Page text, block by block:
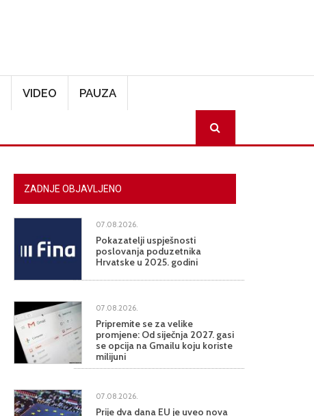
VIDEO PAUZA
ZADNJE OBJAVLJENO
07.08.2026.
Pokazatelji uspješnosti
poslovanja poduzetnika
Hrvatske u 2025. godini
07.08.2026.
Pripremite se za velike
promjene: Od siječnja 2027. gasi
se opcija na Gmailu koju koriste
milijuni
07.08.2026.
Prije dva dana EU je uveo nova